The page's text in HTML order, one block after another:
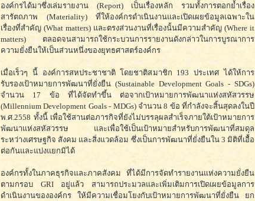
องค์กรได้มาซึ่งเล่มรายงาน (Report) เป็นเรื่องหลัก รวมทั้งการตอกย้ำเรื่อง
สารัตถภาพ (Materiality) ที่ให้องค์กรดำเนินงานและเปิดเผยข้อมูลเฉพาะใน
เรื่องที่สำคัญ (What matters) และตรงส่วนงานที่เรื่องนั้นมีความสำคัญ (Where it
matters) ตลอดจนสามารถใช้กระบวนการรายงานดังกล่าวในการบูรณาการ
ความยั่งยืนให้เป็นส่วนหนึ่งของยุทธศาสตร์องค์กร
เมื่อเร็วๆ นี้ องค์การสหประชาชาติ โดยชาติสมาชิก 193 ประเทศ ได้ให้การ
รับรองเป้าหมายการพัฒนาที่ยั่งยืน (Sustainable Development Goals - SDGs)
จำนวน 17 ข้อ ที่ได้จัดทำขึ้น ต่อจากเป้าหมายการพัฒนาแห่งสหัสวรรษ
(Millennium Development Goals - MDGs) จำนวน 8 ข้อ ที่กำลังจะสิ้นสุดลงในปี
พ.ศ.2558 ทั้งนี้ เพื่อใช้สานต่อภารกิจที่ยังไม่บรรลุผลสำเร็จภายใต้เป้าหมายการ
พัฒนาแห่งสหัสวรรษ และเพื่อใช้เป็นเป้าหมายสำหรับการพัฒนาที่สมดุล
ระหว่างเศรษฐกิจ สังคม และสิ่งแวดล้อม ซึ่งเป็นการพัฒนาที่ยั่งยืนใน 3 มิติที่เอื้อ
ต่อกันและแบ่งแยกมิได้
องค์กรทั้งในภาคธุรกิจและภาคสังคม ที่ได้มีการจัดทำรายงานแห่งความยั่งยืน
ตามกรอบ GRI อยู่แล้ว สามารถประมวลและเพิ่มเติมการเปิดเผยข้อมูลการ
ดำเนินงานขององค์กร ให้มีความเชื่อมโยงกับเป้าหมายการพัฒนาที่ยั่งยืน ยก